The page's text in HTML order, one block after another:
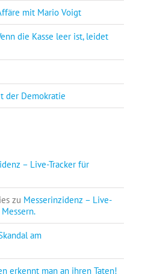
mit Mario Voigt
die Kasse leer ist, leidet
der Demokratie
– Live-Tracker für
zu Messerinzidenz – Live-
am
erkennt man an ihren Taten!